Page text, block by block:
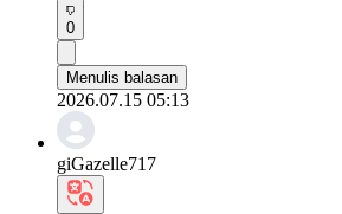
0
Menulis balasan
2026.07.15 05:13
giGazelle717